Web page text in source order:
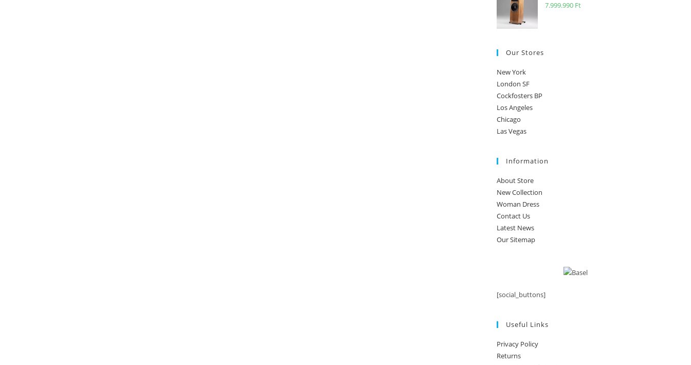
7.999.990 Ft
Our Stores
New York
London SF
Cockfosters BP
Los Angeles
Chicago
Las Vegas
Information
About Store
New Collection
Woman Dress
Contact Us
Latest News
Our Sitemap
[social_buttons]
Useful Links
Privacy Policy
Returns